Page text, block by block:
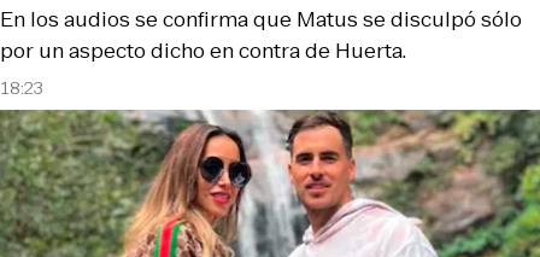
18:23
En los audios se confirma que Matus se disculpó sólo
por un aspecto dicho en contra de Huerta.